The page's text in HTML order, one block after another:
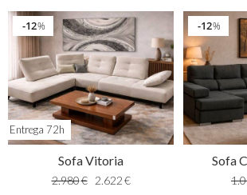
Entrega 72h
%
12
Sofa Vitoria
2.980€ 2.622€
%
12
Sofa